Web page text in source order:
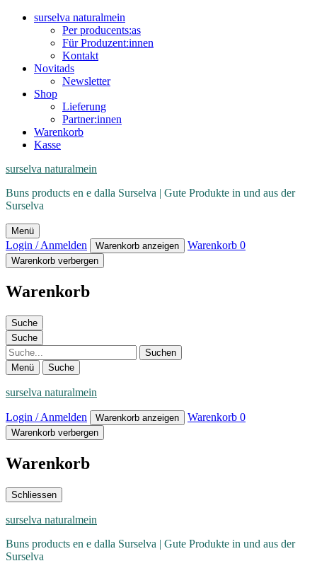
surselva naturalmein
Per producents:as
Für Produzent:innen
Kontakt
Novitads
Newsletter
Shop
Lieferung
Partner:innen
Warenkorb
Kasse
surselva naturalmein
Buns products en e dalla Surselva | Gute Produkte in und aus der
Surselva
Menü
Login / Anmelden Warenkorb anzeigen Warenkorb 0
Warenkorb verbergen
Warenkorb
Suche
Suche
Suche
Menü Suche
surselva naturalmein
Login / Anmelden Warenkorb anzeigen Warenkorb 0
Warenkorb verbergen
Warenkorb
Schliessen
surselva naturalmein
Buns products en e dalla Surselva | Gute Produkte in und aus der
Surselva